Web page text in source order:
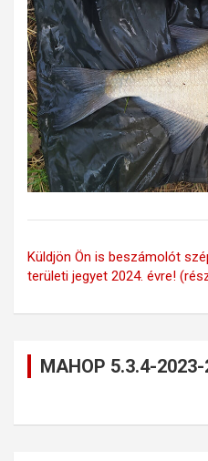
Küldjön Ön is beszámolót
területi jegyet 2024. évre!
MAHOP 5.3.4-